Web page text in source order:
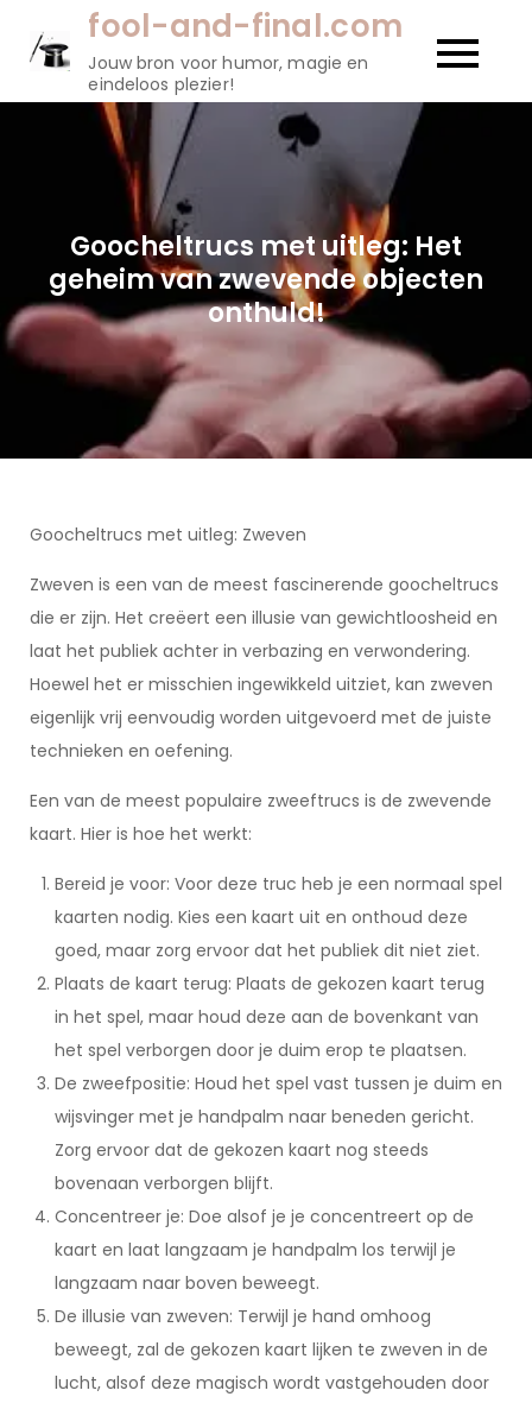
fool-and-final.com
Jouw bron voor humor, magie en
eindeloos plezier!
Goocheltrucs met uitleg: Het
geheim van zwevende objecten
onthuld!
Goocheltrucs met uitleg: Zweven
Zweven is een van de meest fascinerende goocheltrucs
die er zijn. Het creëert een illusie van gewichtloosheid en
laat het publiek achter in verbazing en verwondering.
Hoewel het er misschien ingewikkeld uitziet, kan zweven
eigenlijk vrij eenvoudig worden uitgevoerd met de juiste
technieken en oefening.
Een van de meest populaire zweeftrucs is de zwevende
kaart. Hier is hoe het werkt:
Bereid je voor: Voor deze truc heb je een normaal spel
kaarten nodig. Kies een kaart uit en onthoud deze
goed, maar zorg ervoor dat het publiek dit niet ziet.
Plaats de kaart terug: Plaats de gekozen kaart terug
in het spel, maar houd deze aan de bovenkant van
het spel verborgen door je duim erop te plaatsen.
De zweefpositie: Houd het spel vast tussen je duim en
wijsvinger met je handpalm naar beneden gericht.
Zorg ervoor dat de gekozen kaart nog steeds
bovenaan verborgen blijft.
Concentreer je: Doe alsof je je concentreert op de
kaart en laat langzaam je handpalm los terwijl je
langzaam naar boven beweegt.
De illusie van zweven: Terwijl je hand omhoog
beweegt, zal de gekozen kaart lijken te zweven in de
lucht, alsof deze magisch wordt vastgehouden door